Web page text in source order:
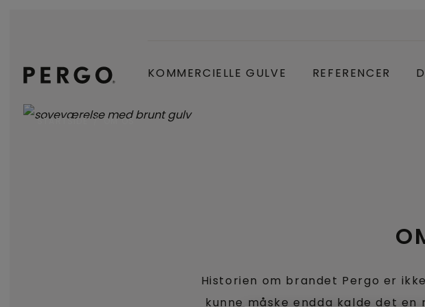
KOMMERCIELLE GULVE REFERENCER
STARTSIDE OM OS
Historien om brandet Pergo er
kunne måske endda kalde det